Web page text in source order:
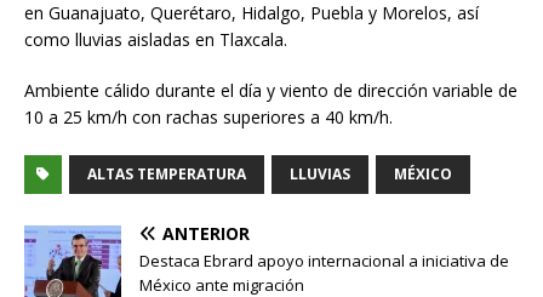
en Guanajuato, Querétaro, Hidalgo, Puebla y Morelos, así
como lluvias aisladas en Tlaxcala.
Ambiente cálido durante el día y viento de dirección variable de
10 a 25 km/h con rachas superiores a 40 km/h.
ALTAS TEMPERATURA LLUVIAS MÉXICO
ANTERIOR
Destaca Ebrard apoyo internacional a iniciativa de
México ante migración